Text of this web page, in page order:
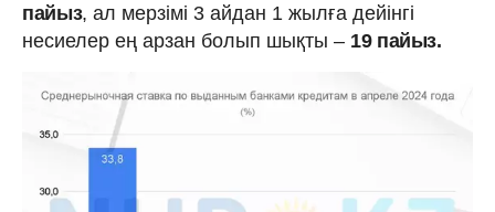
пайыз, ал мерзімі 3 айдан 1 жылға дейінгі
несиелер ең арзан болып шықты – 19 пайыз.